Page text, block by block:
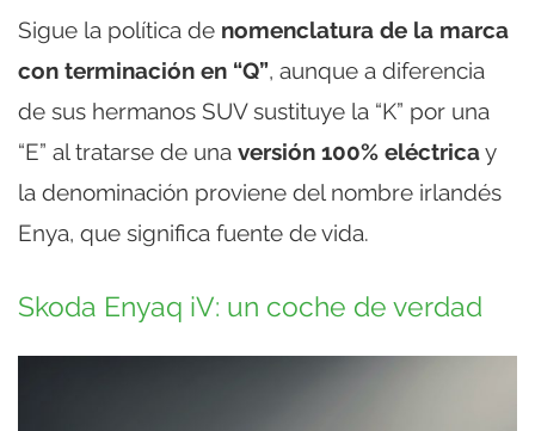
Sigue la política de nomenclatura de la marca
con terminación en “Q”, aunque a diferencia
de sus hermanos SUV sustituye la “K” por una
“E” al tratarse de una versión 100% eléctricay
la denominación proviene del nombre irlandés
Enya, que significa fuente de vida.
Skoda Enyaq iV: un coche de verdad